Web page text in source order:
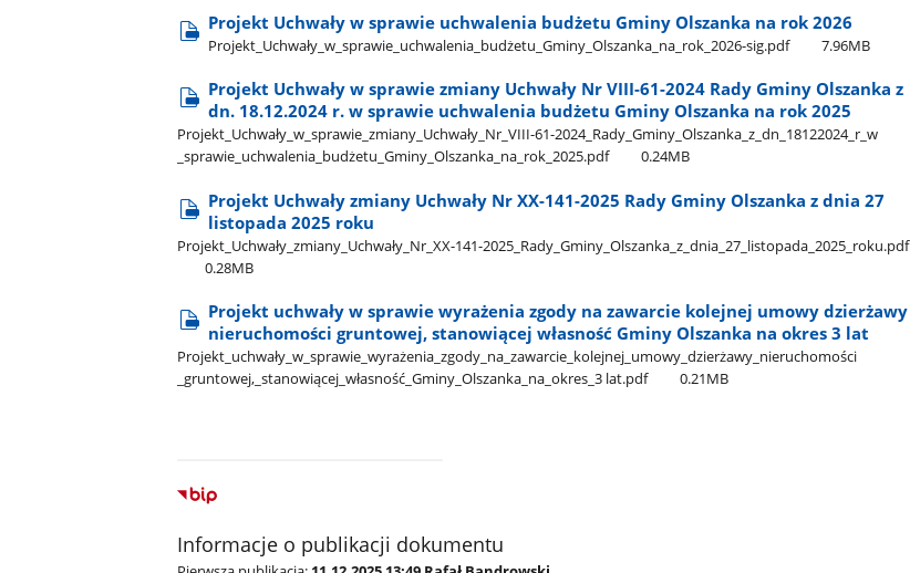
Projekt Uchwały w sprawie uchwalenia budżetu Gminy Olszanka na rok 2026
Projekt​_Uchwały​_w​_sprawie​_uchwalenia​_budżetu​_Gminy​_Olszanka​_na​_rok​_2026-sig.pdf 7.96MB
Projekt Uchwały w sprawie zmiany Uchwały Nr VIII-61-2024 Rady Gminy Olszanka z
dn. 18.12.2024 r. w sprawie uchwalenia budżetu Gminy Olszanka na rok 2025
Projekt​_Uchwały​_w​_sprawie​_zmiany​_Uchwały​_Nr​_VIII-61-2024​_Rady​_Gminy​_Olszanka​_z​_dn​_18122024​_r​_w​
_sprawie​_uchwalenia​_budżetu​_Gminy​_Olszanka​_na​_rok​_2025.pdf
0.24MB
Projekt Uchwały zmiany Uchwały Nr XX-141-2025 Rady Gminy Olszanka z dnia 27
listopada 2025 roku
Projekt​_Uchwały​_zmiany​_Uchwały​_Nr​_XX-141-2025​_Rady​_Gminy​_Olszanka​_z​_dnia​_27​_listopada​_2025​_roku.pdf
0.28MB
Projekt uchwały w sprawie wyrażenia zgody na zawarcie kolejnej umowy dzierżawy
nieruchomości gruntowej, stanowiącej własność Gminy Olszanka na okres 3 lat
Projekt​_uchwały​_w​_sprawie​_wyrażenia​_zgody​_na​_zawarcie​_kolejnej​_umowy​_dzierżawy​_nieruchomości​
_gruntowej,​_stanowiącej​_własność​_Gminy​_Olszanka​_na​_okres​_3 lat.pdf
0.21MB
Informacje o publikacji dokumentu